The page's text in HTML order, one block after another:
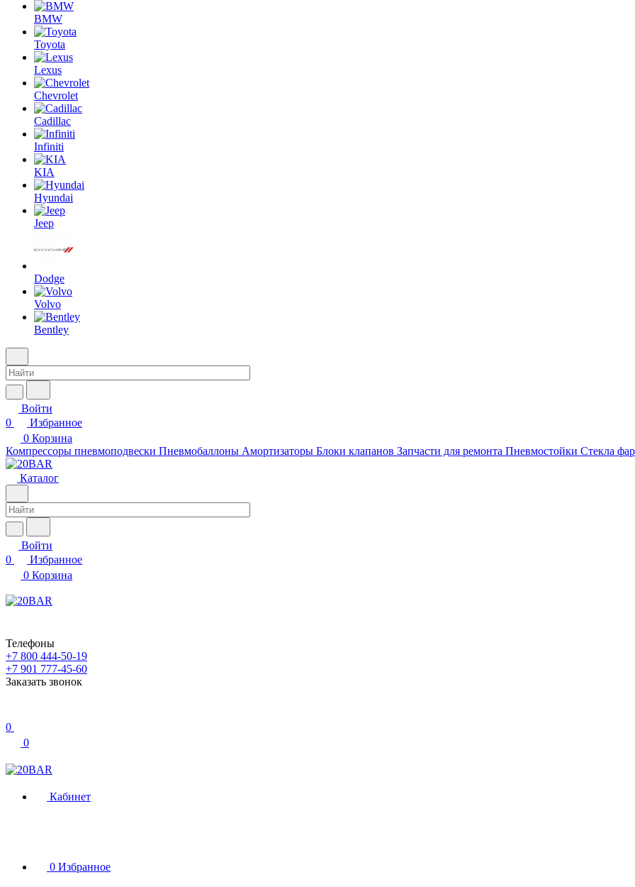
BMW
Toyota
Lexus
Chevrolet
Cadillac
Infiniti
KIA
Hyundai
Jeep
Dodge
Volvo
Bentley
Войти
0
Избранное
0 Корзина
Компрессоры пневмоподвески Пневмобаллоны Амортизаторы Блоки клапанов Запчасти для ремонта Пневмостойки Стекла фар
Каталог
Войти
0
Избранное
0 Корзина
Телефоны
+7 800 444-50-19
+7 901 777-45-60
Заказать звонок
0
0
Кабинет
0 Избранное